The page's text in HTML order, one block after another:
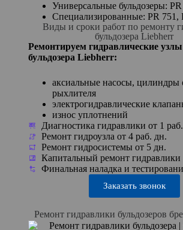
Универсальные бульдозеры:
Специализированные: PR 751,
Виды и сроки работ по ремонту
бульдозера Liebherr
Ремонтируем гидравлические
бульдозера Liebherr:
аксиальные насосы, цилиндры
рыхлителя
электрогидравлические
износ уплотнений
Диагностика гидравлики от 1
Ремонт гидроузла от 4 раб. дн.
Ремонт гидросистемы от 5 дн.
Капитальный ремонт гидравлики
Финальная наладка и
Заказать звонок
Ремонт гидравлики бульдозеров